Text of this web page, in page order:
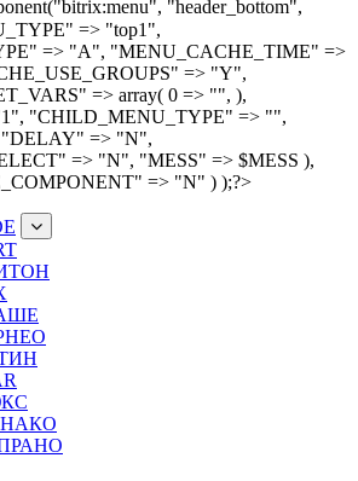
"header_bottom",
=> "top1",
=> "A", "MENU_CACHE_TIME" =>
=> "Y",
=> array( 0 => "", ),
"CHILD_MENU_TYPE" => "",
=> "N",
=> "N", "MESS" => $MESS ),
=> "N" ) );?>